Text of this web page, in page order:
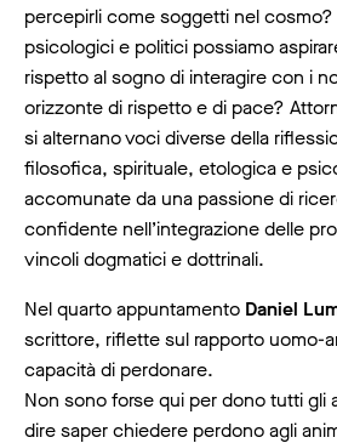
percepirli come soggetti nel
psicologici e politici possiamo
rispetto al sogno di interagire con i
orizzonte di rispetto e di pace?
si alternano voci diverse della
filosofica, spirituale, etologica e
accomunate da una passione di
confidente nell’integrazione delle
vincoli dogmatici e dottrinali.
Nel quarto appuntamento Daniel
scrittore, riflette sul rapporto uomo-
capacità di perdonare.
Non sono forse qui per dono tutti gli
dire saper chiedere perdono agli